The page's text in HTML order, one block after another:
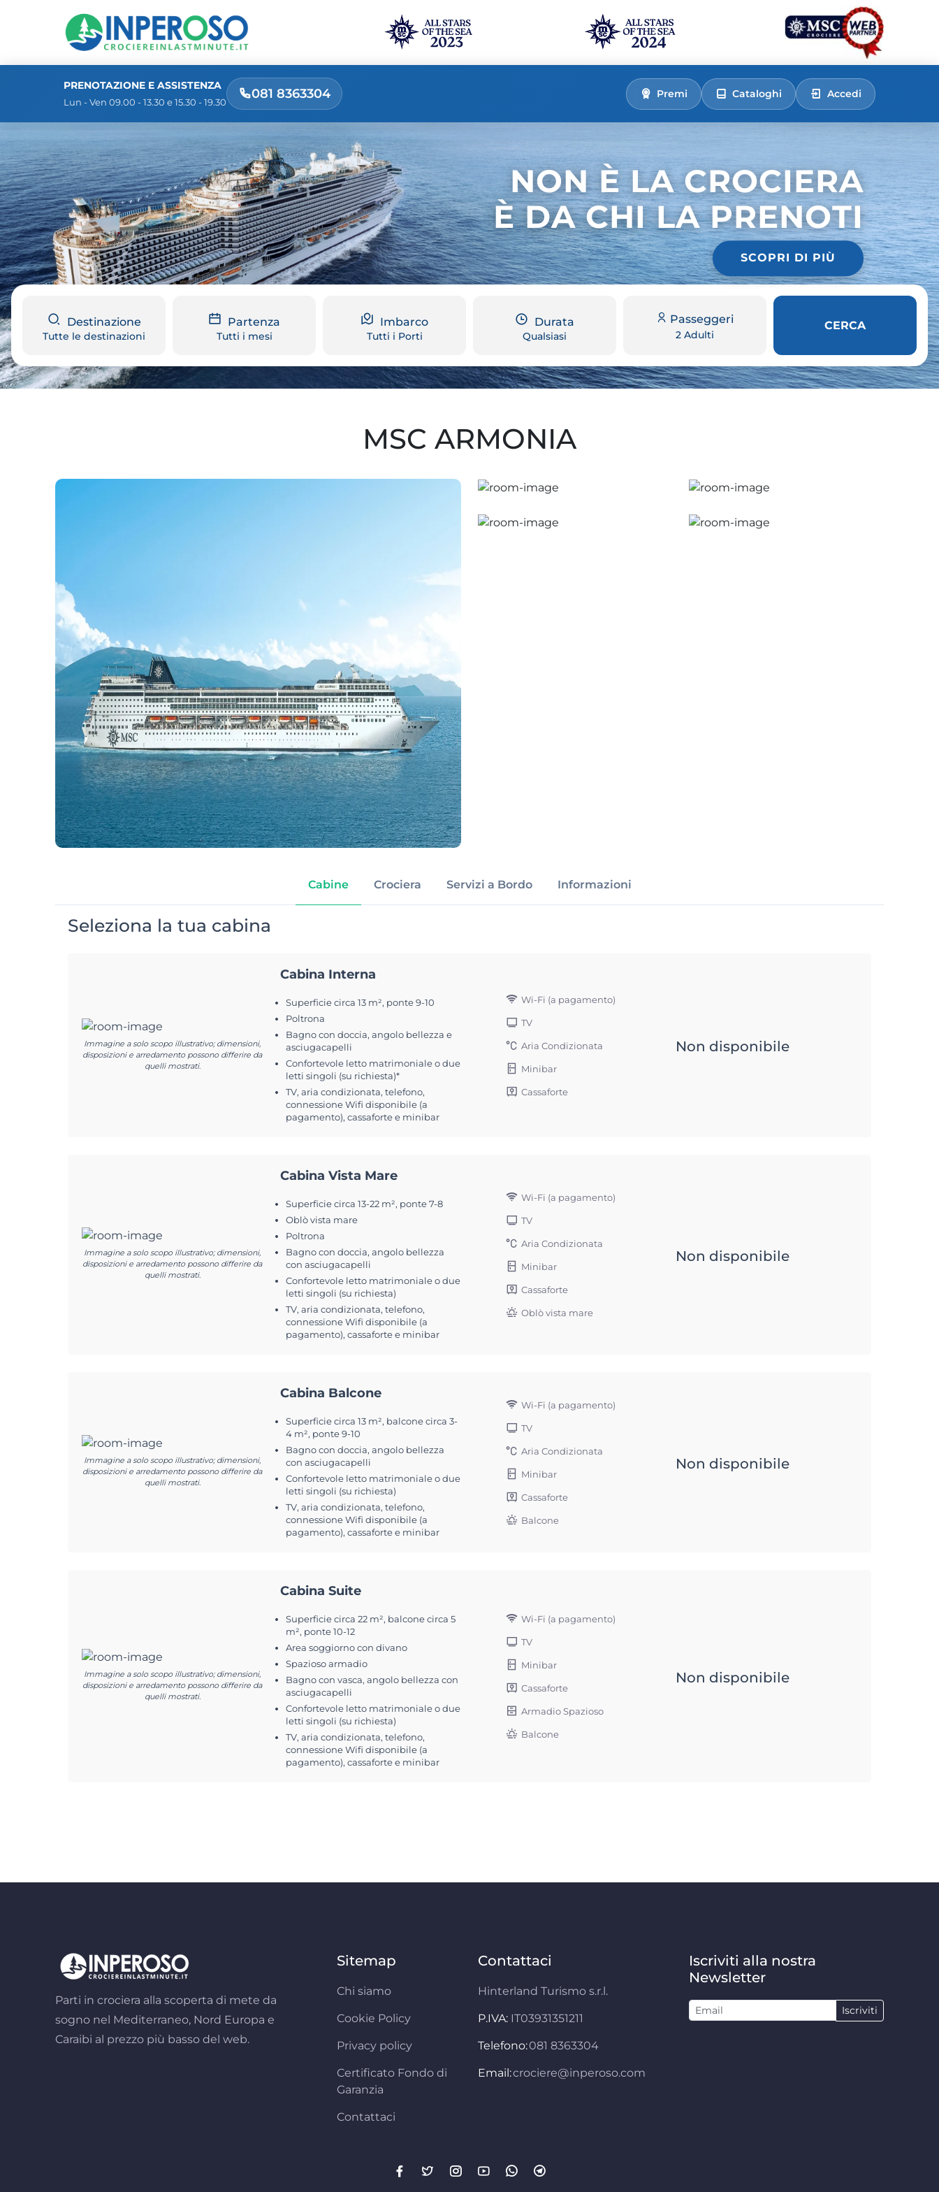
PRENOTAZIONE E ASSISTENZA
Lun - Ven 09.00 - 13.30 e 15.30 - 19.30
081 8363304 Premi Cataloghi Accedi
NON È LA CROCIERA
È DA CHI LA PRENOTI
SCOPRI DI PIÙ
Destinazione
Tutte le destinazioni
Partenza
Tutti i mesi
Imbarco
Tutti i Porti
Durata
Qualsiasi
Passeggeri
2 Adulti
CERCA
MSC ARMONIA
Cabine Crociera Servizi a Bordo Informazioni
Seleziona la tua cabina
Immagine a solo scopo illustrativo; dimensioni,
disposizioni e arredamento possono differire da
quelli mostrati.
Cabina Interna
Superficie circa 13 m², ponte 9-10
Poltrona
Bagno con doccia, angolo bellezza e
asciugacapelli
Confortevole letto matrimoniale o due
letti singoli (su richiesta)*
TV, aria condizionata, telefono,
connessione Wifi disponibile (a
pagamento), cassaforte e minibar
Wi-Fi (a pagamento)
TV
Aria Condizionata
Minibar
Cassaforte
Non disponibile
Immagine a solo scopo illustrativo; dimensioni,
disposizioni e arredamento possono differire da
quelli mostrati.
Cabina Vista Mare
Superficie circa 13-22 m², ponte 7-8
Oblò vista mare
Poltrona
Bagno con doccia, angolo bellezza
con asciugacapelli
Confortevole letto matrimoniale o due
letti singoli (su richiesta)
TV, aria condizionata, telefono,
connessione Wifi disponibile (a
pagamento), cassaforte e minibar
Wi-Fi (a pagamento)
TV
Aria Condizionata
Minibar
Cassaforte
Oblò vista mare
Non disponibile
Immagine a solo scopo illustrativo; dimensioni,
disposizioni e arredamento possono differire da
quelli mostrati.
Cabina Balcone
Superficie circa 13 m², balcone circa 3-
4 m², ponte 9-10
Bagno con doccia, angolo bellezza
con asciugacapelli
Confortevole letto matrimoniale o due
letti singoli (su richiesta)
TV, aria condizionata, telefono,
connessione Wifi disponibile (a
pagamento), cassaforte e minibar
Wi-Fi (a pagamento)
TV
Aria Condizionata
Minibar
Cassaforte
Balcone
Non disponibile
Immagine a solo scopo illustrativo; dimensioni,
disposizioni e arredamento possono differire da
quelli mostrati.
Cabina Suite
Superficie circa 22 m², balcone circa 5
m², ponte 10-12
Area soggiorno con divano
Spazioso armadio
Bagno con vasca, angolo bellezza con
asciugacapelli
Confortevole letto matrimoniale o due
letti singoli (su richiesta)
TV, aria condizionata, telefono,
connessione Wifi disponibile (a
pagamento), cassaforte e minibar
Wi-Fi (a pagamento)
TV
Minibar
Cassaforte
Armadio Spazioso
Balcone
Non disponibile
Parti in crociera alla scoperta di mete da
sogno nel Mediterraneo, Nord Europa e
Caraibi al prezzo più basso del web.
Sitemap
Chi siamo
Cookie Policy
Privacy policy
Certificato Fondo di
Garanzia
Contattaci
Contattaci
Hinterland Turismo s.r.l.
P.IVA: IT03931351211
Telefono:081 8363304
Email:crociere@inperoso.com
Iscriviti alla nostra
Newsletter
Iscriviti